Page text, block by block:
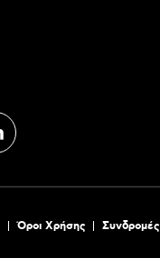
Όροι Χρήσης Συνδρομές